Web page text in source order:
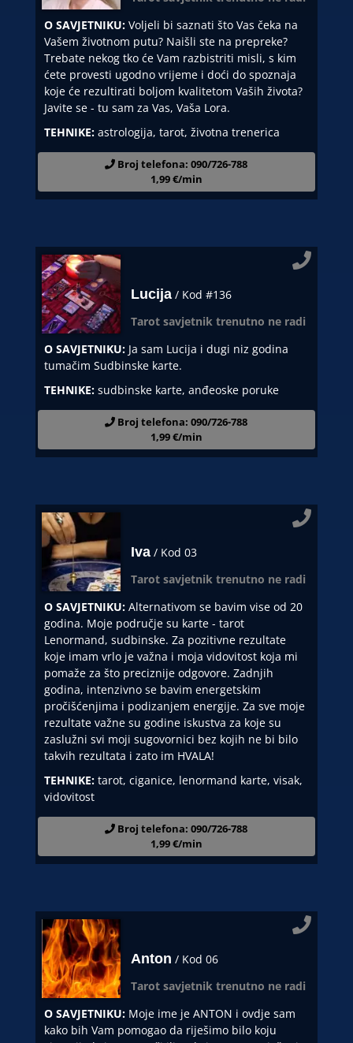
O SAVJETNIKU:Voljeli bi saznati što Vas čeka na
Vašem životnom putu? Naišli ste na prepreke?
Trebate nekog tko će Vam razbistriti misli, s kim
ćete provesti ugodno vrijeme i doći do spoznaja
koje će rezultirati boljom kvalitetom Vaših života?
Javite se - tu sam za Vas, Vaša Lora.
TEHNIKE:astrologija, tarot, životna trenerica
Broj telefona: 090/726-788
1,99 €/min
Lucija / Kod #136
Tarot savjetnik trenutno ne radi
O SAVJETNIKU:Ja sam Lucija i dugi niz godina
tumačim Sudbinske karte.
TEHNIKE:sudbinske karte, anđeoske poruke
Broj telefona: 090/726-788
1,99 €/min
Iva / Kod 03
Tarot savjetnik trenutno ne radi
O SAVJETNIKU:Alternativom se bavim vise od 20
godina. Moje područje su karte - tarot
Lenormand, sudbinske. Za pozitivne rezultate
koje imam vrlo je važna i moja vidovitost koja mi
pomaže za što preciznije odgovore. Zadnjih
godina, intenzivno se bavim energetskim
pročišćenjima i podizanjem energije. Za sve moje
rezultate važne su godine iskustva za koje su
zaslužni svi moji sugovornici bez kojih ne bi bilo
takvih rezultata i zato im HVALA!
TEHNIKE:tarot, ciganice, lenormand karte, visak,
vidovitost
Broj telefona: 090/726-788
1,99 €/min
Anton / Kod 06
Tarot savjetnik trenutno ne radi
O SAVJETNIKU:Moje ime je ANTON i ovdje sam
kako bih Vam pomogao da riješimo bilo koju